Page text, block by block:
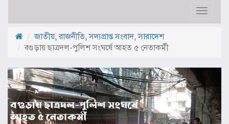
Toggle
জাতীয়,রাজনীতি,সদ্যপ্রাপ্ত সংবাদ,সারাদেশ
বগুড়ায় ছাত্রদল-পুলিশ সংঘর্ষে আহত ৫ নেতাকর্মী